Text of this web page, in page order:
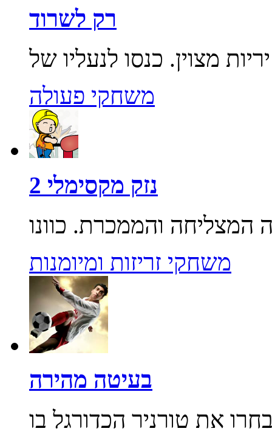
רק לשרוד
משחקי פעולה
נזק מקסימלי 2
משחקי זריזות ומיומנות
בעיטה מהירה